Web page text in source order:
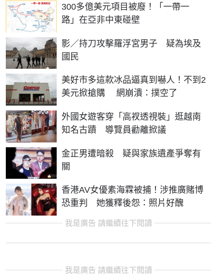
300多億美元項目被廢！「一帶一
路」在亞非中東碰壁
影／持刀攻擊羅浮宮男子 疑為埃及
國民
美好市多這款冰品逼真到嚇人！不到2
美元掀搶購 網崩潰：撲空了
外國女遊客穿「高衩透視裝」逛越南
知名古蹟 導覽員勸離掀議
金正男遭暗殺 疑與家族遺產爭奪有
關
香港AV女優素海霖被捕！涉推廣賭博
恐重判 她獲釋後怨：照片好醜
我是廣告 請繼續往下閱讀
我是廣告 請繼續往下閱讀